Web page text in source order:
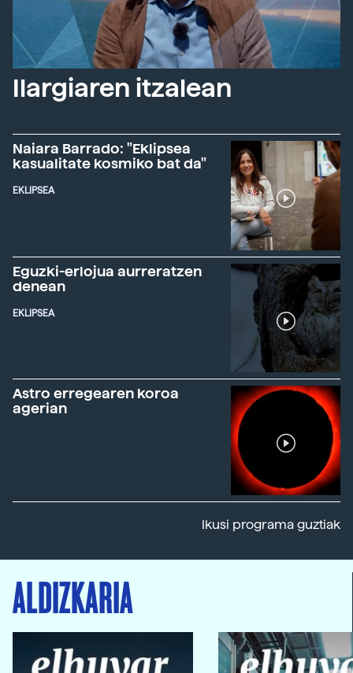
Ilargiaren itzalean
Naiara Barrado: "Eklipsea
kasualitate kosmiko bat da"
EKLIPSEA
Eguzki-erlojua aurreratzen
denean
EKLIPSEA
Astro erregearen koroa
agerian
Ikusi programa guztiak
ALDIZKARIA